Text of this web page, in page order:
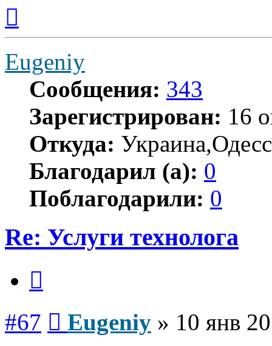
началу
Eugeniy
Сообщения: 343
Зарегистрирован: 16
Откуда:
Благодарил (а): 0
Поблагодарили: 0
Re: Услуги технолога
#67 Eugeniy » 10 янв